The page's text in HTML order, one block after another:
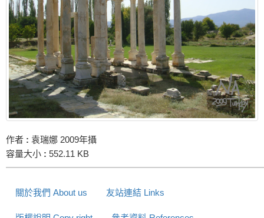
作者 : 袁瑞娜 2009年攝
容量大小 : 552.11 KB
關於我們 About us 友站連結 Links